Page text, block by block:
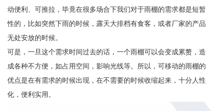
动便利、可推拉，毕竟在很多场合下我们对于雨棚的需求都是短暂
性的，比如突然下雨的时候，露天大排档有食客，或者厂家的产品
无处安放的时候。
可是，一旦这个需求时间过去的话，一个雨棚可以会变成累赘，造
成各种不方便，如占用空间，影响光线等。所以，可移动的雨棚的
优点是在有需求的时候出现，在不需要的时候收缩起来，十分人性
化，便利实用。